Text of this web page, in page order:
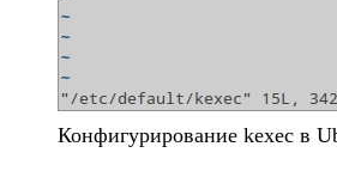
Конфигурирование kexec в